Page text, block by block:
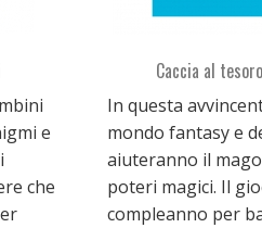
e
che
Caccia al
In questa
mondo fantasy e
aiuteranno il
poteri magici. Il
compleanno per